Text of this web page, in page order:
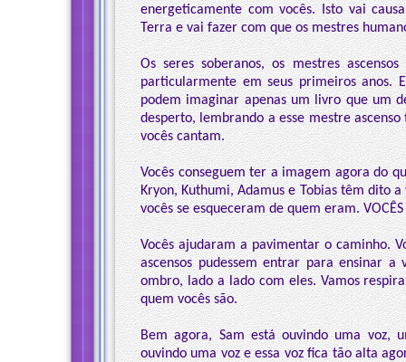
energeticamente com vocês. Isto vai
Terra e vai fazer com que os mestres
Os seres soberanos, os mestres
particularmente em seus primeiros anos.
podem imaginar apenas um livro que um
desperto, lembrando a esse mestre
vocês cantam.
Vocês conseguem ter a imagem agora do
Kryon, Kuthumi, Adamus e Tobias têm dito
vocês se esqueceram de quem eram. VOCÊS
Vocês ajudaram a pavimentar o caminho.
ascensos pudessem entrar para ensinar
ombro, lado a lado com eles. Vamos
quem vocês são.
Bem agora, Sam está ouvindo uma voz,
ouvindo uma voz e essa voz fica tão alta